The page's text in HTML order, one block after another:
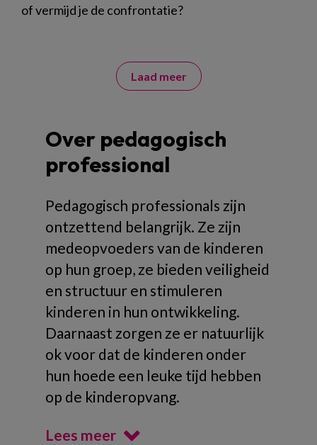
of vermijd je de confrontatie?
Laad meer
Over pedagogisch
professional
Pedagogisch professionals zijn
ontzettend belangrijk. Ze zijn
medeopvoeders van de kinderen
op hun groep, ze bieden veiligheid
en structuur en stimuleren
kinderen in hun ontwikkeling.
Daarnaast zorgen ze er natuurlijk
ok voor dat de kinderen onder
hun hoede een leuke tijd hebben
op de kinderopvang.
Lees meer